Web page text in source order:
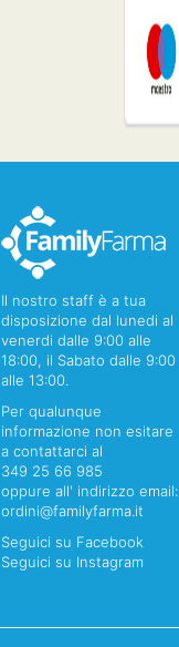
Il nostro staff è a tua
disposizione dal lunedi al
venerdi dalle 9:00 alle
18:00, il Sabato dalle 9:00
alle 13:00.
Per qualunque
informazione non esitare
a contattarci al
349 25 66 985
oppure all' indirizzo email:
ordini@familyfarma.it
Seguici su Facebook
Seguici su Instagram